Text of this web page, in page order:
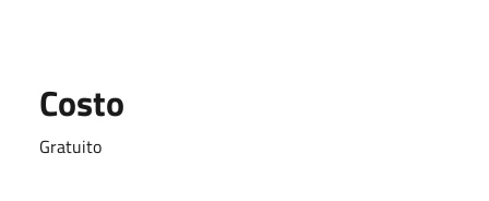
Costo
Gratuito